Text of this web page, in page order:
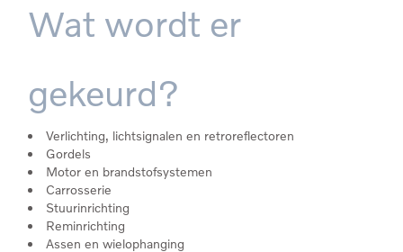
Wat wordt er
gekeurd?
Verlichting, lichtsignalen en retroreflectoren
Gordels
Motor en brandstofsystemen
Carrosserie
Stuurinrichting
Reminrichting
Assen en wielophanging